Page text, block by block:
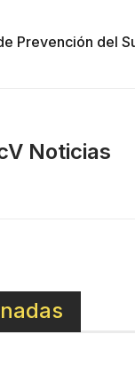
Noticias